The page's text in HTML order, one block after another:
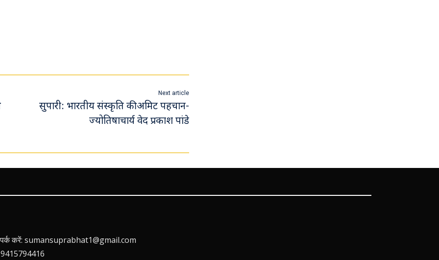
Next article
सुपारी: भारतीय संस्कृति की अमिट पहचान-
ज्योतिषाचार्य वेद प्रकाश पांडे
करें: sumansuprabhat1@gmail.com